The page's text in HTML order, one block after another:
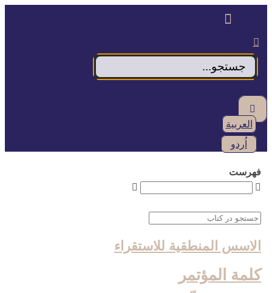
محتوا
العربية
اُردو
فهرست
الاسس المنطقية للاستقراء
كلمة المؤتمر